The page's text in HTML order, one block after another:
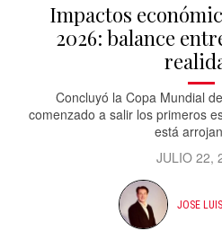
Impactos
2026: balance
Concluyó la Copa Mundial
comenzado a salir los primeros
está
JULIO 22,
JOSE